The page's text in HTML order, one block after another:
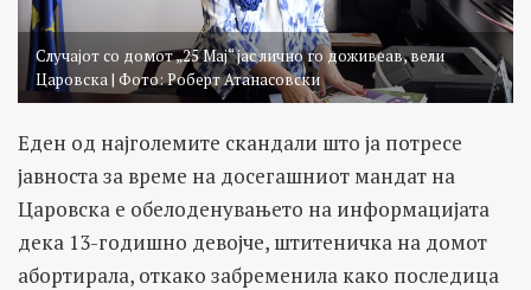
Случајот со домот „25 Мај“ јас лично го доживеав, вели
Царовска | Фото: Роберт Атанасовски
Еден од најголемите скандали што ја потресе
јавноста за време на досегашниот мандат на
Царовска е обелоденувањето на информацијата
дека 13-годишно девојче, штитеничка на домот
абортирала, откако забременила како последица